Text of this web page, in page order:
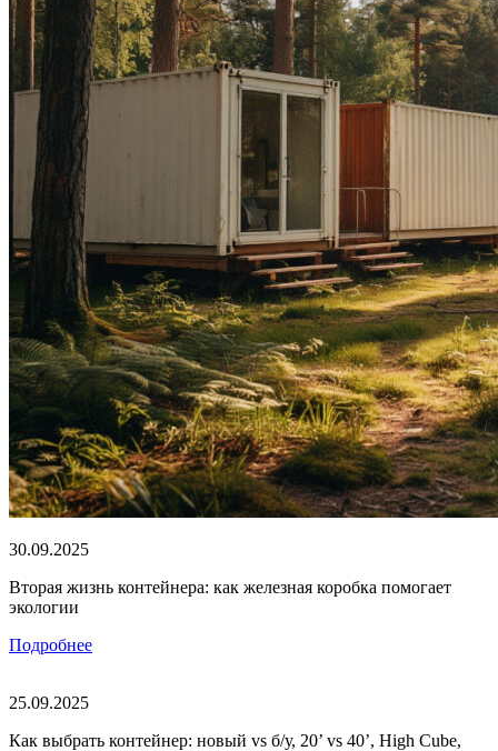
30.09.2025
Вторая жизнь контейнера: как железная коробка помогает
экологии
Подробнее
25.09.2025
Как выбрать контейнер: новый vs б/у, 20’ vs 40’, High Cube,